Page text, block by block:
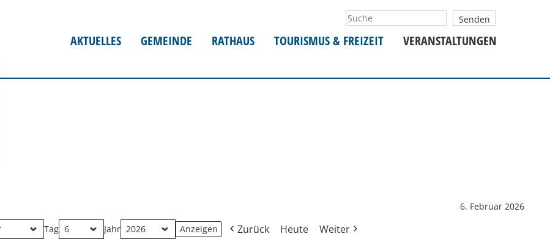
AKTUELLES GEMEINDE RATHAUS TOURISMUS & FREIZEIT VERANSTALTUNGEN
6. Februar 2026
Tag Jahr Zurück Heute Weiter